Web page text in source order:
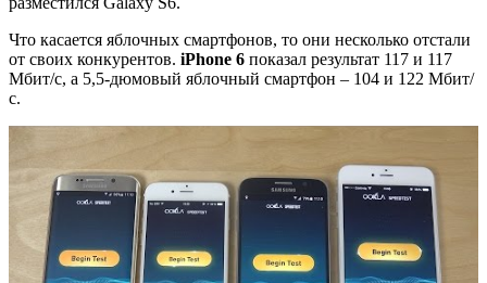
Что касается яблочных смартфонов, то они несколько отстали
от своих конкурентов. iPhone 6 показал результат 117 и 117
Мбит/с, а 5,5-дюмовый яблочный смартфон – 104 и 122 Мбит/
с.